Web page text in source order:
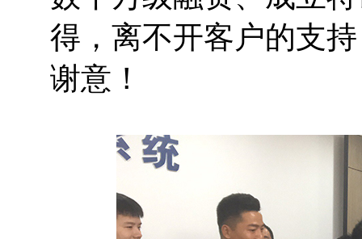
得，离不开客户的支
谢意！